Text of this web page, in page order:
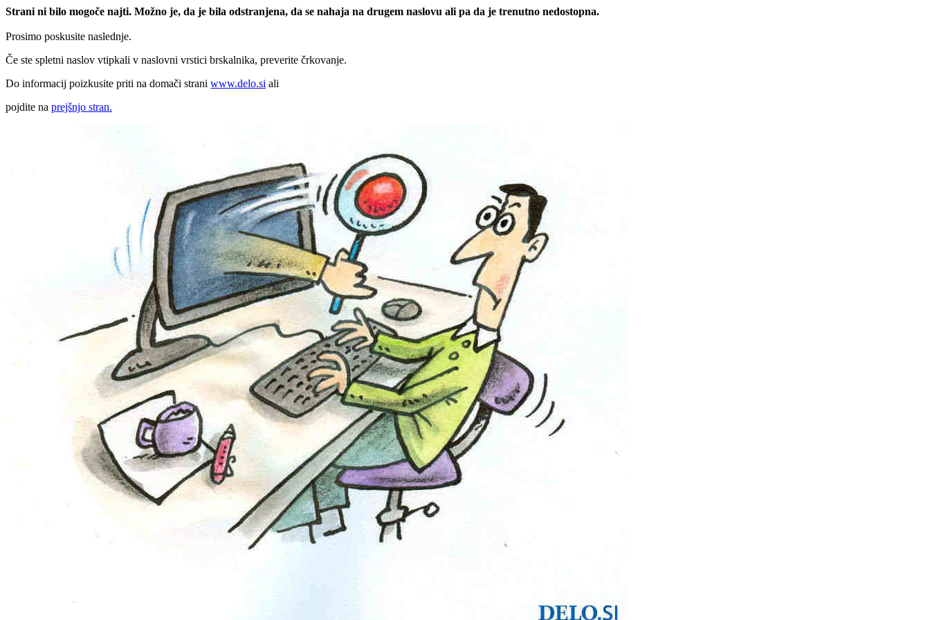
Strani ni bilo mogoče najti. Možno je, da je bila odstranjena, da se nahaja na drugem naslovu ali pa da je trenutno nedostopna.
Prosimo poskusite naslednje.
Če ste spletni naslov vtipkali v naslovni vrstici brskalnika, preverite črkovanje.
Do informacij poizkusite priti na domači strani www.delo.si ali
pojdite na prejšnjo stran.